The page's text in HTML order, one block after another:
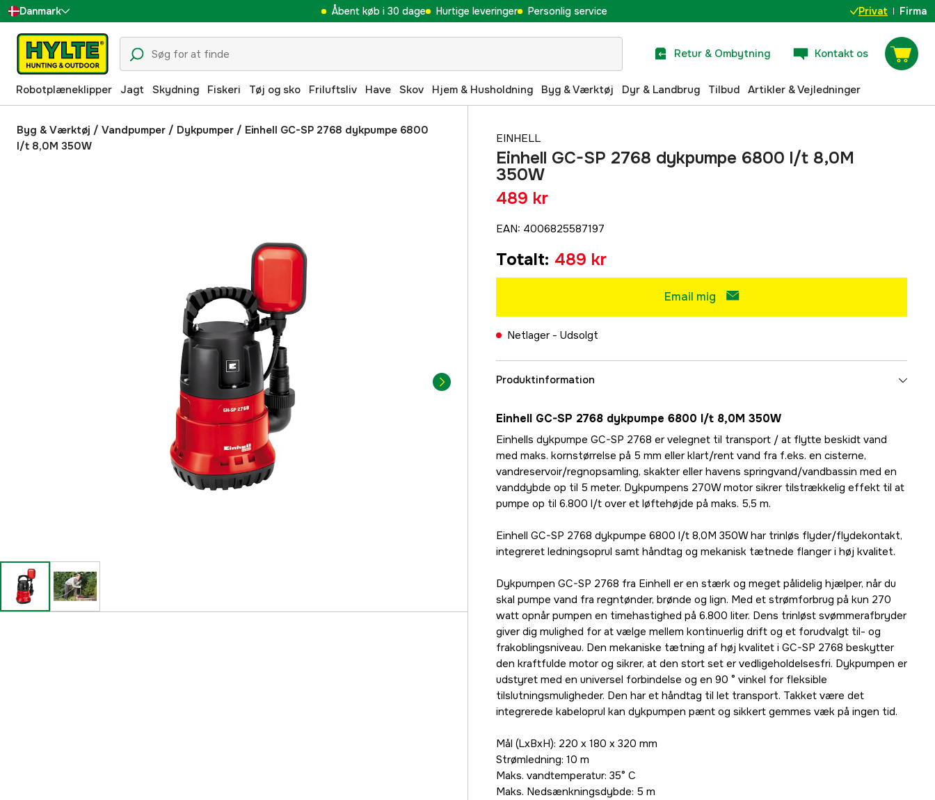
Danmark
Sverige
Suomi
Norge
Deutschland
Åbent køb i 30 dage Hurtige leveringer Personlig service Privat Firma
Retur & Ombytning Kontakt os
Robotplæneklipper Jagt Skydning Fiskeri Tøj og sko Friluftsliv Have Skov Hjem & Husholdning Byg & Værktøj Dyr & Landbrug Tilbud Artikler & Vejledninger
Byg & Værktøj / Vandpumper / Dykpumper / Einhell GC-SP 2768 dykpumpe 6800
l/t 8,0M 350W
EINHELL
Einhell GC-SP 2768 dykpumpe 6800 l/t 8,0M
350W
489 kr
EAN: 4006825587197
Totalt: 489 kr
Email mig
Netlager - Udsolgt
Produktinformation
Einhell GC-SP 2768 dykpumpe 6800 l/t 8,0M 350W
Einhells dykpumpe GC-SP 2768 er velegnet til transport / at flytte beskidt vand
med maks. kornstørrelse på 5 mm eller klart/rent vand fra f.eks. en cisterne,
vandreservoir/regnopsamling, skakter eller havens springvand/vandbassin med en
vanddybde op til 5 meter. Dykpumpens 270W motor sikrer tilstrækkelig effekt til at
pumpe op til 6.800 l/t over et løftehøjde på maks. 5,5 m.
Einhell GC-SP 2768 dykpumpe 6800 l/t 8,0M 350W har trinløs flyder/flydekontakt,
integreret ledningsoprul samt håndtag og mekanisk tætnede flanger i høj kvalitet.
Dykpumpen GC-SP 2768 fra Einhell er en stærk og meget pålidelig hjælper, når du
skal pumpe vand fra regntønder, brønde og lign. Med et strømforbrug på kun 270
watt opnår pumpen en timehastighed på 6.800 liter. Dens trinløst svømmerafbryder
giver dig mulighed for at vælge mellem kontinuerlig drift og et forudvalgt til- og
frakoblingsniveau. Den mekaniske tætning af høj kvalitet i GC-SP 2768 beskytter
den kraftfulde motor og sikrer, at den stort set er vedligeholdelsesfri. Dykpumpen er
udstyret med en universel forbindelse og en 90 ° vinkel for fleksible
tilslutningsmuligheder. Den har et håndtag til let transport. Takket være det
integrerede kabeloprul kan dykpumpen pænt og sikkert gemmes væk på ingen tid.
Mål (LxBxH): 220 x 180 x 320 mm
Strømledning: 10 m
Maks. vandtemperatur: 35° C
Maks. Nedsænkningsdybde: 5 m